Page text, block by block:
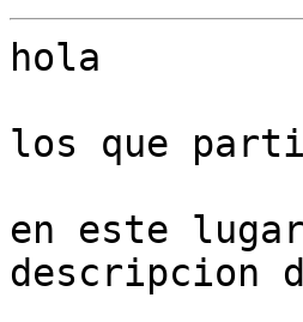
hola
los que
en este
descripcion